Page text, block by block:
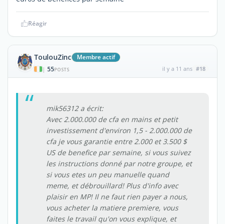
Réagir
ToulouZinc Membre actif
| 55POSTS il y a 11 ans #18
mik56312 a écrit:
Avec 2.000.000 de cfa en mains et petit
investissement d'environ 1,5 - 2.000.000 de
cfa je vous garantie entre 2.000 et 3.500 $
US de benefice par semaine, si vous suivez
les instructions donné par notre groupe, et
si vous etes un peu manuelle quand
meme, et débrouillard! Plus d'info avec
plaisir en MP! Il ne faut rien payer a nous,
vous acheter la matiere premiere, vous
faites le travail qu'on vous explique, et